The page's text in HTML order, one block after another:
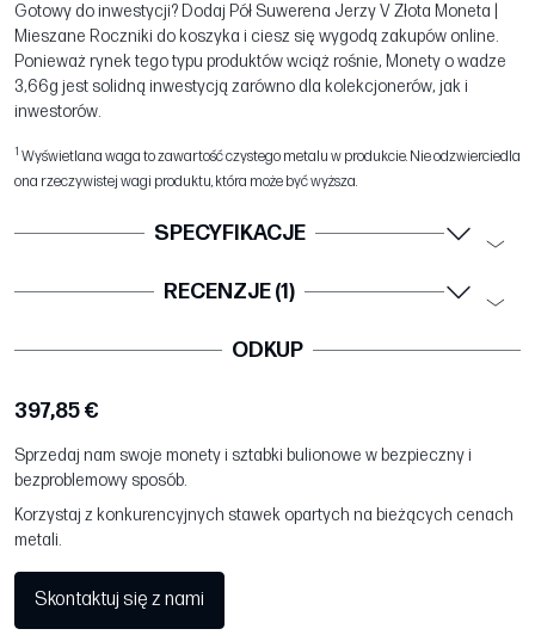
Gotowy do inwestycji? Dodaj Pół Suwerena Jerzy V Złota Moneta |
Mieszane Roczniki do koszyka i ciesz się wygodą zakupów online.
Ponieważ rynek tego typu produktów wciąż rośnie, Monety o wadze
3,66g jest solidną inwestycją zarówno dla kolekcjonerów, jak i
inwestorów.
1 Wyświetlana waga to zawartość czystego metalu w produkcie. Nie odzwierciedla
ona rzeczywistej wagi produktu, która może być wyższa.
SPECYFIKACJE
RECENZJE (1)
ODKUP
397,85 €
Sprzedaj nam swoje monety i sztabki bulionowe w bezpieczny i
bezproblemowy sposób.
Korzystaj z konkurencyjnych stawek opartych na bieżących cenach
metali.
Skontaktuj się z nami